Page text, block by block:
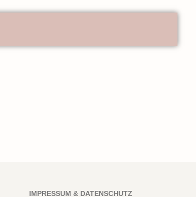
IMPRESSUM & DATENSCHUTZ